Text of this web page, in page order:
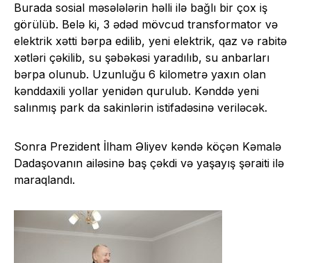
Burada sosial məsələlərin həlli ilə bağlı bir çox iş
görülüb. Belə ki, 3 ədəd mövcud transformator və
elektrik xətti bərpa edilib, yeni elektrik, qaz və rabitə
xətləri çəkilib, su şəbəkəsi yaradılıb, su anbarları
bərpa olunub. Uzunluğu 6 kilometrə yaxın olan
kənddaxili yollar yenidən qurulub. Kənddə yeni
salınmış park da sakinlərin istifadəsinə veriləcək.
Sonra Prezident İlham Əliyev kəndə köçən Kəmalə
Dadaşovanın ailəsinə baş çəkdi və yaşayış şəraiti ilə
maraqlandı.